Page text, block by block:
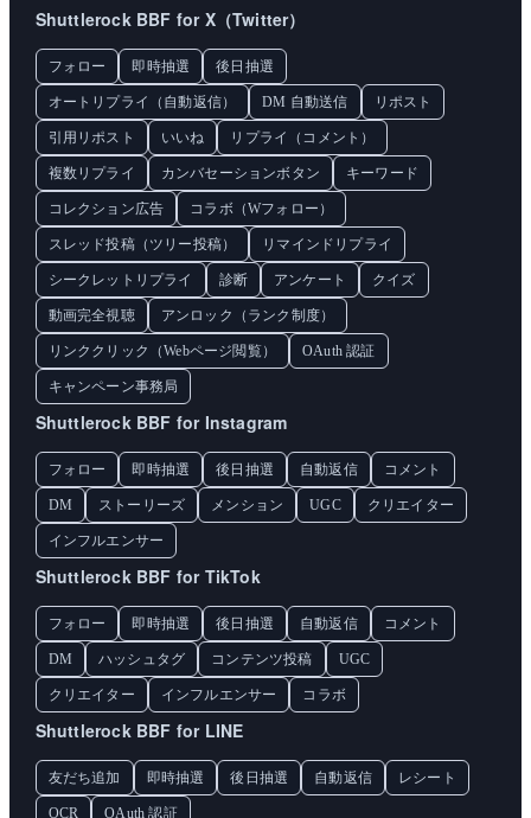
Shuttlerock BBF for X（Twitter）
フォロー 即時抽選 後日抽選
オートリプライ（自動返信） DM 自動送信 リポスト
引用リポスト いいね リプライ（コメント）
複数リプライ カンバセーションボタン キーワード
コレクション広告 コラボ（Wフォロー）
スレッド投稿（ツリー投稿） リマインドリプライ
シークレットリプライ 診断 アンケート クイズ
動画完全視聴 アンロック（ランク制度）
リンククリック（Webページ閲覧） OAuth 認証
キャンペーン事務局
Shuttlerock BBF for Instagram
フォロー 即時抽選 後日抽選 自動返信 コメント
DM ストーリーズ メンション UGC クリエイター
インフルエンサー
Shuttlerock BBF for TikTok
フォロー 即時抽選 後日抽選 自動返信 コメント
DM ハッシュタグ コンテンツ投稿 UGC
クリエイター インフルエンサー コラボ
Shuttlerock BBF for LINE
友だち追加 即時抽選 後日抽選 自動返信 レシート
OCR OAuth 認証